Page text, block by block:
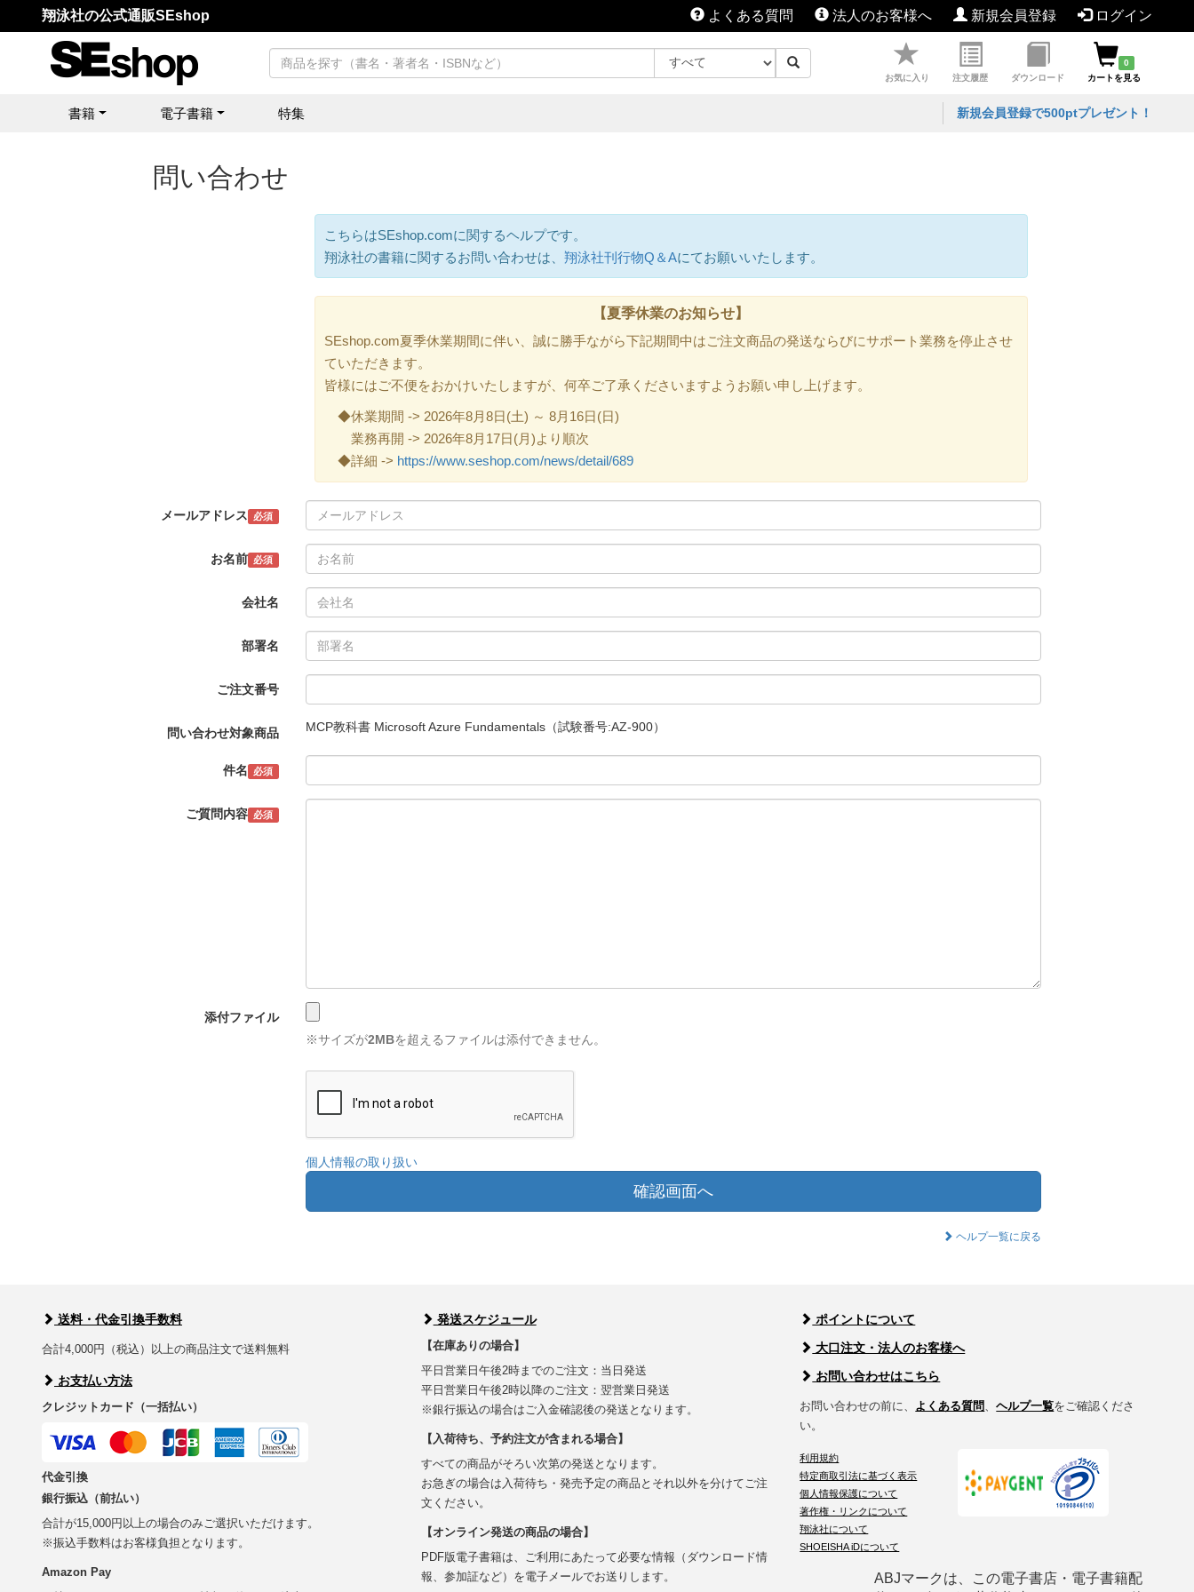
翔泳社の公式通販SEshop よくある質問 法人のお客様へ 新規会員登録 ログイン
お気に入り 注文履歴 ダウンロード
0
カートを見る
書籍 電子書籍 特集 新規会員登録で500ptプレゼント！
問い合わせ
こちらはSEshop.comに関するヘルプです。
翔泳社の書籍に関するお問い合わせは、 翔泳社刊行物Q＆Aにてお願いいたします。
【夏季休業のお知らせ】
SEshop.com夏季休業期間に伴い、誠に勝手ながら下記期間中はご注文商品の発送ならびにサポート業務を停止させ
ていただきます。
皆様にはご不便をおかけいたしますが、何卒ご了承くださいますようお願い申し上げます。
◆休業期間 -> 2026年8月8日(土) ～ 8月16日(日)
業務再開 -> 2026年8月17日(月)より順次
◆詳細 -> https://www.seshop.com/news/detail/689
メールアドレス 必須
お名前 必須
会社名
部署名
ご注文番号
問い合わせ対象商品 MCP教科書 Microsoft Azure Fundamentals（試験番号:AZ-900）
件名 必須
ご質問内容 必須
添付ファイル
※サイズが2MBを超えるファイルは添付できません。
個人情報の取り扱い
確認画面へ
ヘルプ一覧に戻る
送料・代金引換手数料
合計4,000円（税込）以上の商品注文で送料無料
お支払い方法
クレジットカード（一括払い）
代金引換
銀行振込（前払い）
合計が15,000円以上の場合のみご選択いただけます。
※振込手数料はお客様負担となります。
Amazon Pay
発送スケジュール
【在庫ありの場合】
平日営業日午後2時までのご注文：当日発送
平日営業日午後2時以降のご注文：翌営業日発送
※銀行振込の場合はご入金確認後の発送となります。
【入荷待ち、予約注文が含まれる場合】
すべての商品がそろい次第の発送となります。
お急ぎの場合は入荷待ち・発売予定の商品とそれ以外を分けてご注
文ください。
【オンライン発送の商品の場合】
PDF版電子書籍は、ご利用にあたって必要な情報（ダウンロード情
報、参加証など）を電子メールでお送りします。
ポイントについて
大口注文・法人のお客様へ
お問い合わせはこちら
お問い合わせの前に、 よくある質問、ヘルプ一覧をご確認くださ
い。
利用規約
特定商取引法に基づく表示
個人情報保護について
著作権・リンクについて
翔泳社について
SHOEISHA iDについて
ABJマークは、この電子書店・電子書籍配